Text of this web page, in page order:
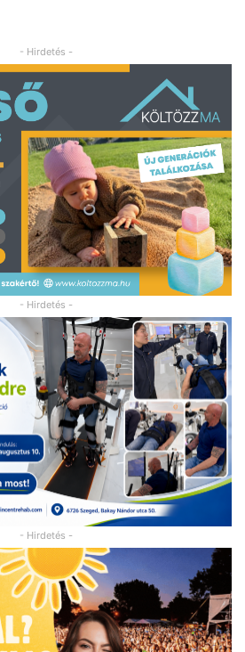
- Hirdetés -
- Hirdetés -
- Hirdetés -